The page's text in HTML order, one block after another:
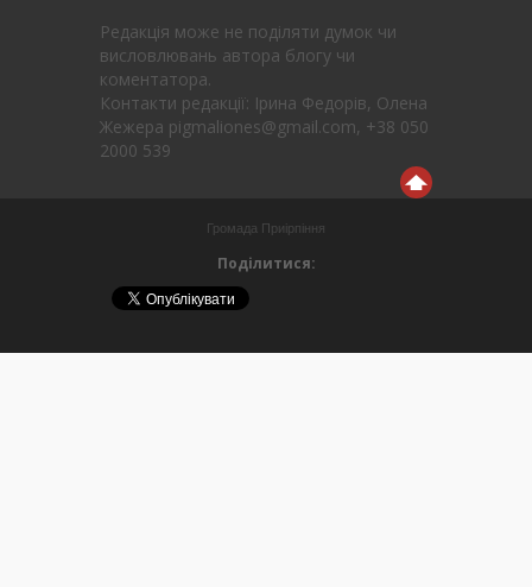
Редакція може не поділяти думок чи
висловлювань автора блогу чи
коментатора.
Контакти редакції: Ірина Федорів, Олена
Жежера pigmaliones@gmail.com, +38 050
2000 539
Громада Приірпіння
Поділитися: